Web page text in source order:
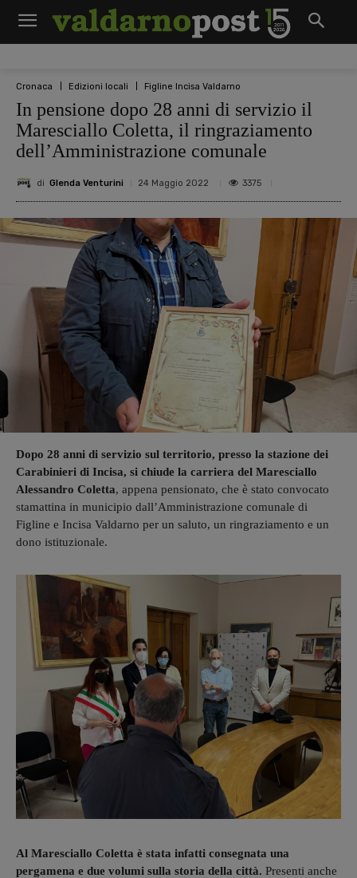
Cronaca Edizioni locali Figline Incisa Valdarno
In pensione dopo 28 anni di servizio il
Maresciallo Coletta, il ringraziamento
dell’Amministrazione comunale
di Glenda Venturini 24 Maggio 2022 3375
Dopo 28 anni di servizio sul territorio, presso la stazione dei
Carabinieri di Incisa, si chiude la carriera del Maresciallo
Alessandro Coletta, appena pensionato, che è stato convocato
stamattina in municipio dall’Amministrazione comunale di
Figline e Incisa Valdarno per un saluto, un ringraziamento e un
dono istituzionale.
Al Maresciallo Coletta è stata infatti consegnata una
pergamena e due volumi sulla storia della città. Presenti anche